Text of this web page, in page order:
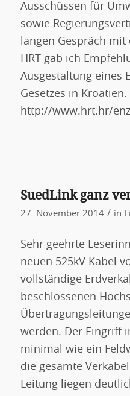
Ausschüssen für
sowie
langen Gespräch
HRT gab ich
Ausgestaltung eines
Gesetzes in Kroatien.
http://www.hrt.hr/
SuedLink ganz
27. November 2014 / in
Sehr geehrte
neuen 525kV Kabel
vollständige
beschlossenen
werden. Der Eingriff
minimal wie ein
die gesamte
Leitung liegen